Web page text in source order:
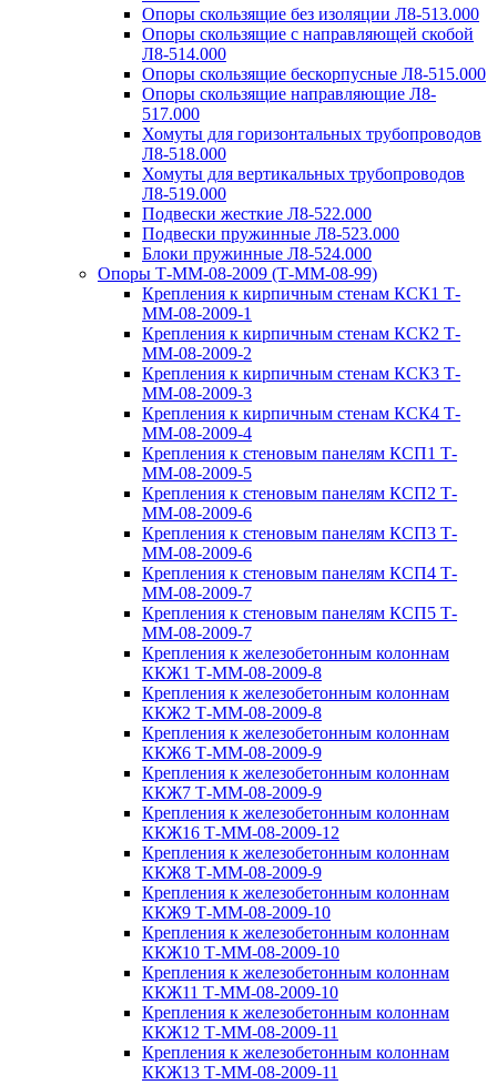
Опоры скользящие без изоляции Л8-513.000
Опоры скользящие с направляющей скобой
Л8-514.000
Опоры скользящие бескорпусные Л8-515.000
Опоры скользящие направляющие Л8-
517.000
Хомуты для горизонтальных трубопроводов
Л8-518.000
Хомуты для вертикальных трубопроводов
Л8-519.000
Подвески жесткие Л8-522.000
Подвески пружинные Л8-523.000
Блоки пружинные Л8-524.000
Опоры Т-ММ-08-2009 (Т-ММ-08-99)
Крепления к кирпичным стенам КСК1 Т-
ММ-08-2009-1
Крепления к кирпичным стенам КСК2 Т-
ММ-08-2009-2
Крепления к кирпичным стенам КСК3 Т-
ММ-08-2009-3
Крепления к кирпичным стенам КСК4 Т-
ММ-08-2009-4
Крепления к стеновым панелям КСП1 Т-
ММ-08-2009-5
Крепления к стеновым панелям КСП2 Т-
ММ-08-2009-6
Крепления к стеновым панелям КСП3 Т-
ММ-08-2009-6
Крепления к стеновым панелям КСП4 Т-
ММ-08-2009-7
Крепления к стеновым панелям КСП5 Т-
ММ-08-2009-7
Крепления к железобетонным колоннам
ККЖ1 Т-ММ-08-2009-8
Крепления к железобетонным колоннам
ККЖ2 Т-ММ-08-2009-8
Крепления к железобетонным колоннам
ККЖ6 Т-ММ-08-2009-9
Крепления к железобетонным колоннам
ККЖ7 Т-ММ-08-2009-9
Крепления к железобетонным колоннам
ККЖ16 Т-ММ-08-2009-12
Крепления к железобетонным колоннам
ККЖ8 Т-ММ-08-2009-9
Крепления к железобетонным колоннам
ККЖ9 Т-ММ-08-2009-10
Крепления к железобетонным колоннам
ККЖ10 Т-ММ-08-2009-10
Крепления к железобетонным колоннам
ККЖ11 Т-ММ-08-2009-10
Крепления к железобетонным колоннам
ККЖ12 Т-ММ-08-2009-11
Крепления к железобетонным колоннам
ККЖ13 Т-ММ-08-2009-11